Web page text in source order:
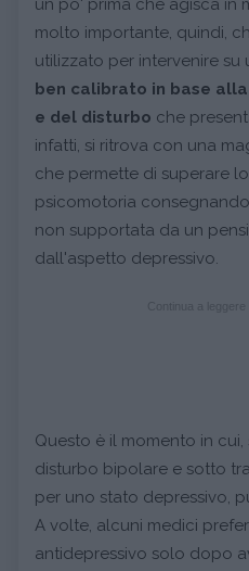
un po' prima che agisca in
molto importante, quindi,
utilizzato per intervenire
ben calibrato in base
e del disturbo che
infatti, si ritrova con una
che permette di superare
psicomotoria
non supportata da un
dall'aspetto depressivo.
Questo è il momento in
disturbo bipolare e sotto
per uno stato depressivo,
A volte, alcuni medici
antidepressivo solo dopo